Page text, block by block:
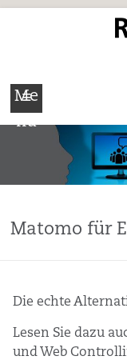
R&R/COM
Agentur
Dialog
Kommunikation,
Werbung,
Seminare
Me
nü
Matomo für
Die echte
Lesen Sie dazu
und Web